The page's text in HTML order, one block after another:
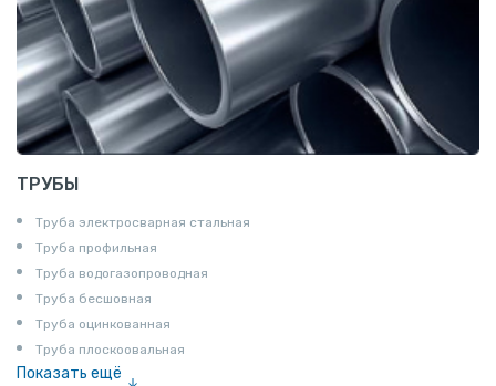
ТРУБЫ
Труба электросварная стальная
Труба профильная
Труба водогазопроводная
Труба бесшовная
Труба оцинкованная
Труба плоскоовальная
Показать ещё